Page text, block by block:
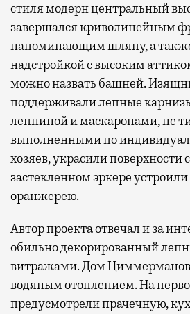
стиля модерн центральный
завершался криволинейным
напоминающим шляпу, а
надстройкой с высоким
можно назвать башней.
поддерживали лепные
лепниной и маскаронами, не
выполненными по
хозяев, украсили поверхности
застекленном эркере
оранжерею.
Автор проекта отвечал и за
обильно декорированный
витражами. Дом
водяным отоплением. На
предусмотрели прачечную,